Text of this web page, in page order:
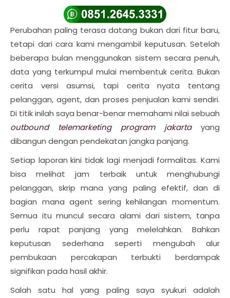
Perubahan paling terasa datang bukan dari fitur baru,
tetapi dari cara kami mengambil keputusan. Setelah
beberapa bulan menggunakan sistem secara penuh,
data yang terkumpul mulai membentuk cerita. Bukan
cerita versi asumsi, tapi cerita nyata tentang
pelanggan, agent, dan proses penjualan kami sendiri.
Di titik inilah saya benar-benar memahami nilai sebuah
outbound telemarketing program jakartayang
dibangun dengan pendekatan jangka panjang.
Setiap laporan kini tidak lagi menjadi formalitas. Kami
bisa melihat jam terbaik untuk menghubungi
pelanggan, skrip mana yang paling efektif, dan di
bagian mana agent sering kehilangan momentum.
Semua itu muncul secara alami dari sistem, tanpa
perlu rapat panjang yang melelahkan. Bahkan
keputusan sederhana seperti mengubah alur
pembukaan percakapan terbukti berdampak
signifikan pada hasil akhir.
Salah satu hal yang paling saya syukuri adalah